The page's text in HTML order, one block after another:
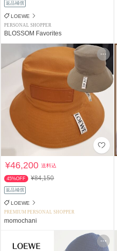
返品補償
LOEWE
PERSONAL SHOPPER
BLOSSOM Favorites
¥46,200送料込
45%OFF ¥84,150
返品補償
LOEWE
PREMIUM PERSONAL SHOPPER
momochani